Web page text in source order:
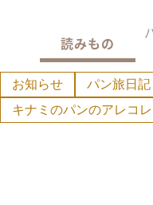
読みもの
お知らせ パン旅日記
キナミのパンのアレコレ